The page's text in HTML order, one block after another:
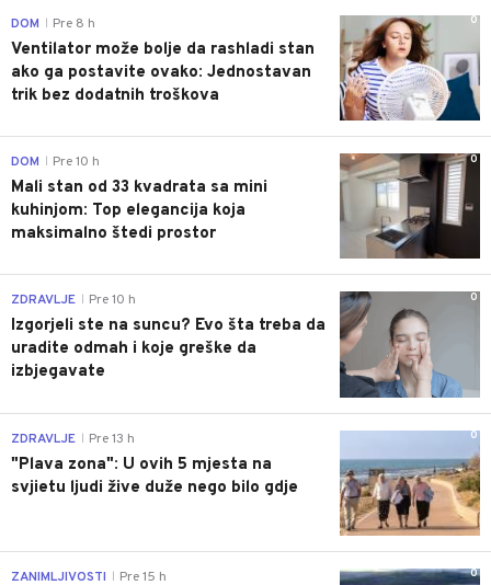
0
DOM Pre 8 h
Ventilator može bolje da rashladi stan
ako ga postavite ovako: Jednostavan
trik bez dodatnih troškova
0
DOM Pre 10 h
Mali stan od 33 kvadrata sa mini
kuhinjom: Top elegancija koja
maksimalno štedi prostor
0
ZDRAVLJE Pre 10 h
Izgorjeli ste na suncu? Evo šta treba da
uradite odmah i koje greške da
izbjegavate
0
ZDRAVLJE Pre 13 h
"Plava zona": U ovih 5 mjesta na
svjietu ljudi žive duže nego bilo gdje
0
ZANIMLJIVOSTI Pre 15 h